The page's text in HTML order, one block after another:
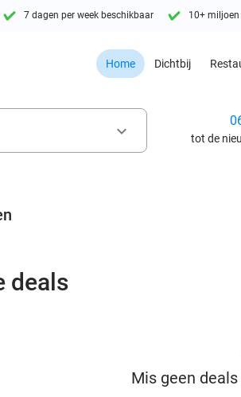
7 dagen per week beschikbaar 10+ miljoen
Home Dichtbij
keyboard_arrow_down tot de
deals
Mis geen